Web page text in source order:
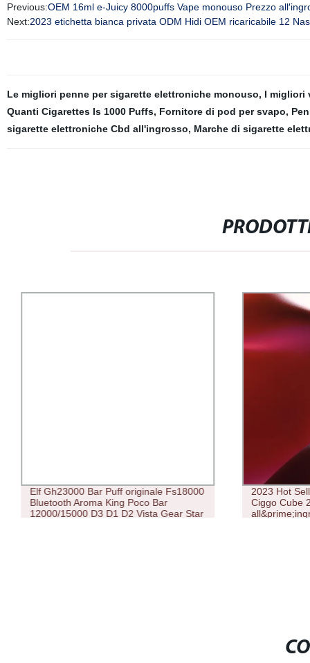
Previous:OEM 16ml e-Juicy 8000puffs Vape monouso Prezzo
Next:2023 etichetta bianca privata ODM Hidi OEM ricaricabile 12
Le migliori penne per sigarette elettroniche monouso, I migliori
Quanti Cigarettes Is 1000 Puffs, Fornitore di pod per svapo,
sigarette elettroniche Cbd all'ingrosso, Marche di sigarette
Elf Gh23000 Bar Puff originale Fs18000
Bluetooth Aroma King Poco Bar
12000/15000 D3 D1 D2 Vista Gear Star
2023 Hot
Ciggo Cube